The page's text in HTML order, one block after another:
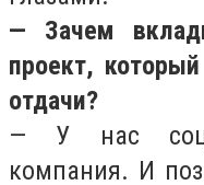
— Зачем
проект,
отдачи?
— У нас
компания. И